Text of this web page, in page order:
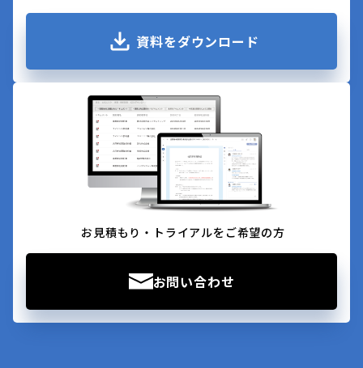
資料をダウンロード
お見積もり・トライアルをご希望の方
お問い合わせ